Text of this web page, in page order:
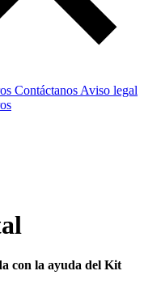
Contáctanos Aviso legal
con la ayuda del Kit